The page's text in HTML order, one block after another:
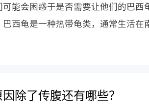
能会困惑于是否需要让他们的巴西
西龟是一种热带龟类，通常生活在
除了传腹还有哪些？